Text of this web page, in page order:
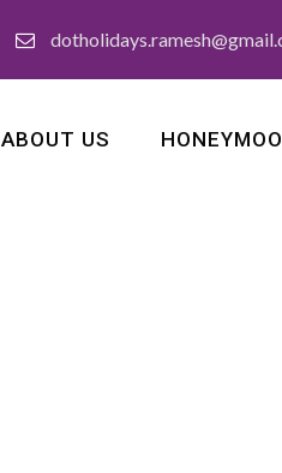
ABOUT US